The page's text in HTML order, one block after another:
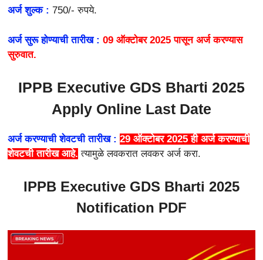
अर्ज शुल्क : 750/- रुपये.
अर्ज सुरू होण्याची तारीख : 09 ऑक्टोबर 2025 पासून अर्ज करण्यास
सुरुवात.
IPPB Executive GDS Bharti 2025
Apply Online Last Date
अर्ज करण्याची शेवटची तारीख : 29 ऑक्टोबर 2025 ही अर्ज करण्याची
शेवटची तारीख आहे. त्यामुळे लवकरात लवकर अर्ज करा.
IPPB Executive GDS Bharti 2025
Notification PDF